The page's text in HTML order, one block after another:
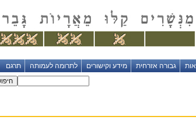
גבורה אזרחית מידע וקישורים לתרומה לעמותה תרגם